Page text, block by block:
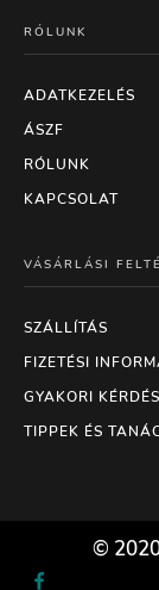
RÓLUNK
ADATKEZELÉS
ÁSZF
RÓLUNK
KAPCSOLAT
VÁSÁRLÁSI
SZÁLLÍTÁS
FIZETÉSI
GYAKORI
TIPPEK ÉS
©